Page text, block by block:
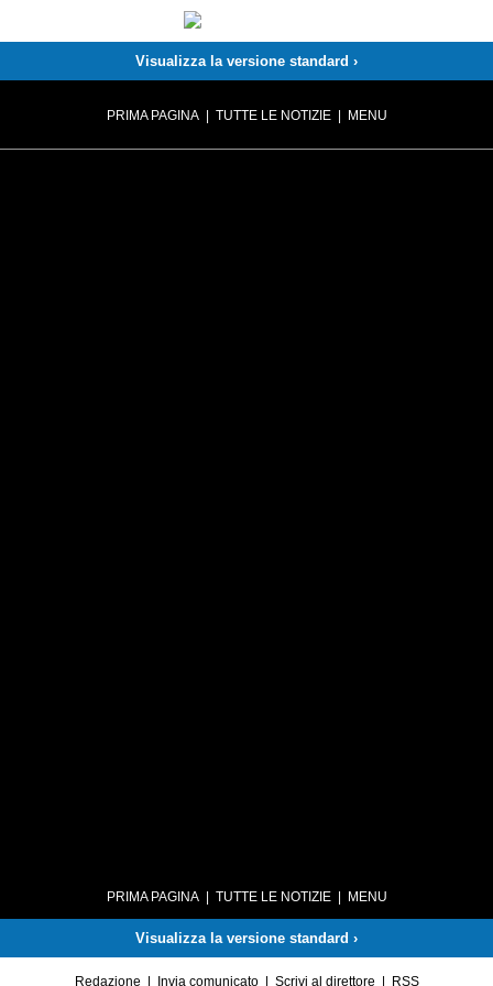
Visualizza la versione standard ›
PRIMA PAGINA| TUTTE LE NOTIZIE| MENU
PRIMA PAGINA| TUTTE LE NOTIZIE| MENU
Visualizza la versione standard ›
Redazione | Invia comunicato| Scrivi al direttore | RSS